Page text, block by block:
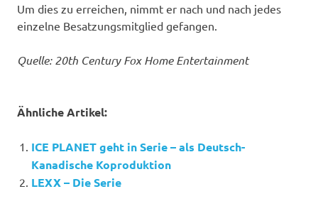
Um dies zu erreichen, nimmt er nach und nach jedes
einzelne Besatzungsmitglied gefangen.
Quelle: 20th Century Fox Home Entertainment
Ähnliche Artikel:
ICE PLANET geht in Serie – als Deutsch-
Kanadische Koproduktion
LEXX – Die Serie